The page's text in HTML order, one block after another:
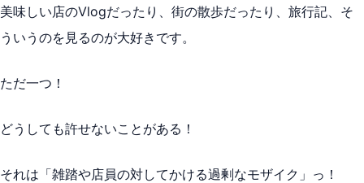
美味しい店のVlogだったり、街の散歩だったり、旅行記、そ
ういうのを見るのが大好きです。
ただ一つ！
どうしても許せないことがある！
それは「雑踏や店員の対してかける過剰なモザイク」っ！